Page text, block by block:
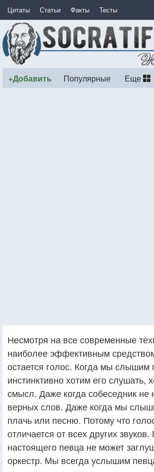
Цитаты Статьи Факты Тесты
+Добавить Популярные Еще
Несмотря на все современные
наиболее эффективным
остается голос. Когда мы слышим
инстинктивно хотим его слушать,
смысл. Даже когда собеседник не
верных слов. Даже когда мы
плачь или песню. Потому что
отличается от всех других звуков.
настоящего певца не может
оркестр. Мы всегда услышим